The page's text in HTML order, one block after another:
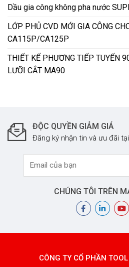
Dầu gia công không pha nước
LỚP PHỦ CVD MỚI GIA CÔNG
CA115P/CA125P
THIẾT KẾ PHƯƠNG TIẾP TUYẾN
LƯỠI CẮT MA90
ĐỘC QUYỀN GIẢM GIÁ
Đăng ký nhận tin và ưu đãi
CHÚNG TÔI TRÊN
CÔNG TY CỔ PHẦN